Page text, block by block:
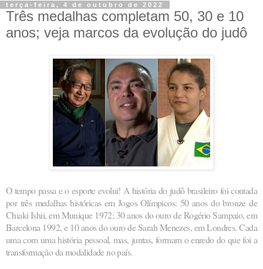
terça-feira, 4 de outubro de 2022
Três medalhas completam 50, 30 e 10
anos; veja marcos da evolução do judô
O tempo passa e o esporte evolui! A história do judô brasileiro foi contada
por três medalhas históricas em Jogos Olímpicos: 50 anos do bronze de
Chiaki Ishii, em Munique 1972; 30 anos do ouro de Rogério Sampaio, em
Barcelona 1992, e 10 anos do ouro de Sarah Menezes, em Londres. Cada
uma com uma história pessoal, mas, juntas, formam o enredo do que foi a
transformação da modalidade no país.